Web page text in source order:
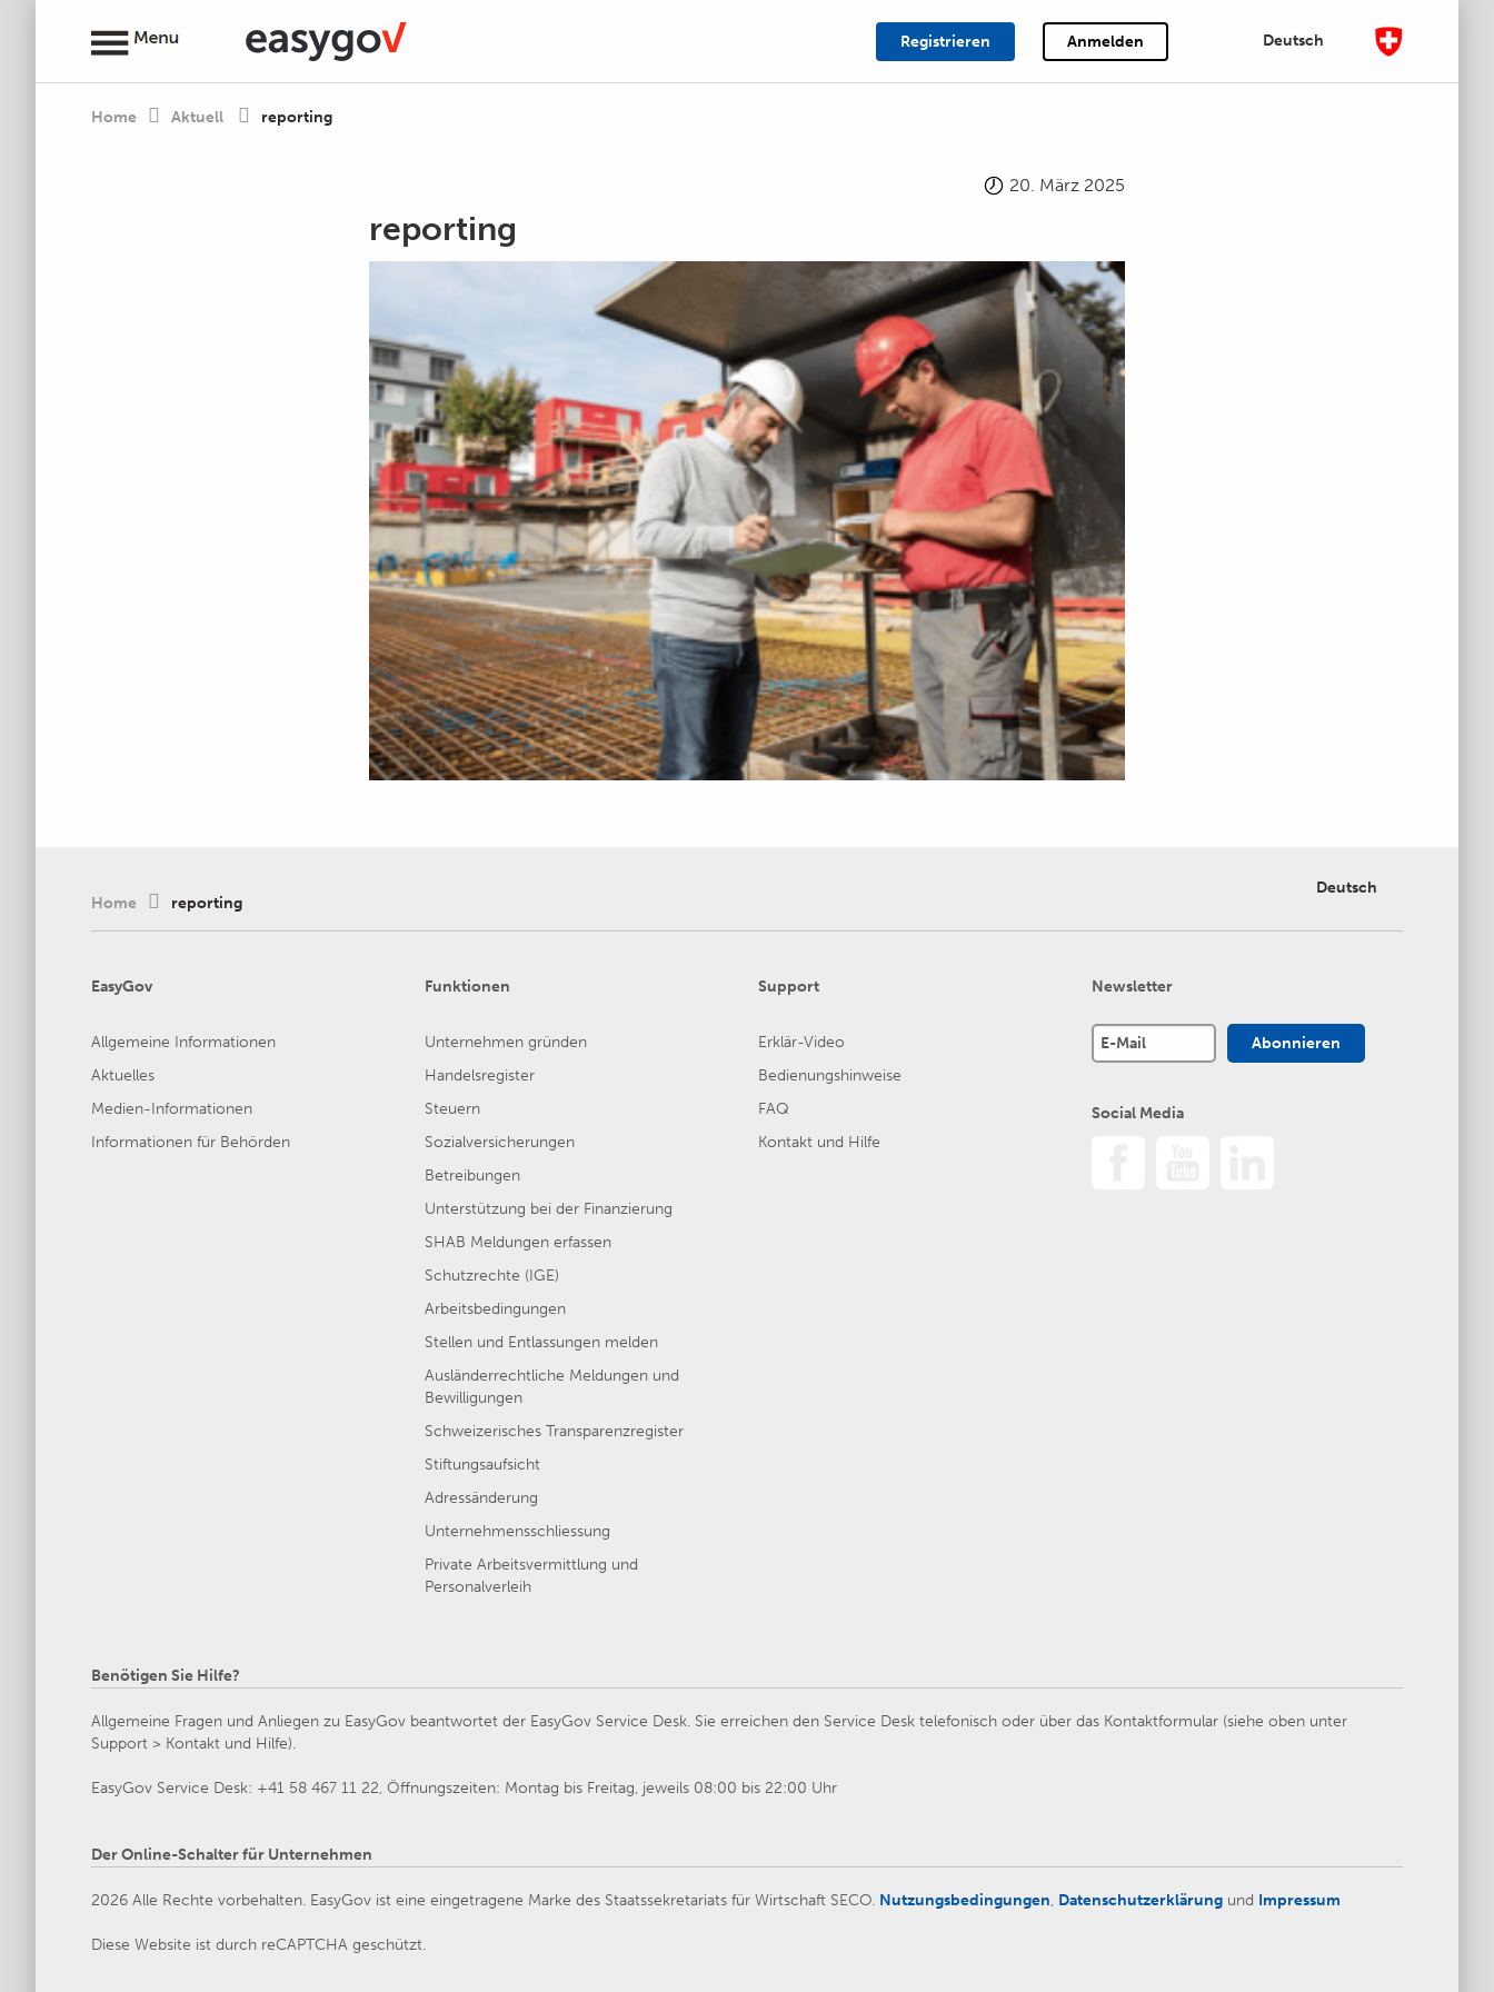
Registrieren Anmelden Deutsch
Home Aktuell reporting
20. März 2025
reporting
Home reporting
Deutsch
EasyGov
Allgemeine Informationen
Aktuelles
Medien-Informationen
Informationen für Behörden
Funktionen
Unternehmen gründen
Handelsregister
Steuern
Sozialversicherungen
Betreibungen
Unterstützung bei der Finanzierung
SHAB Meldungen erfassen
Schutzrechte (IGE)
Arbeitsbedingungen
Stellen und Entlassungen melden
Ausländerrechtliche Meldungen und
Bewilligungen
Schweizerisches Transparenzregister
Stiftungsaufsicht
Adressänderung
Unternehmensschliessung
Private Arbeitsvermittlung und
Personalverleih
Support
Erklär-Video
Bedienungshinweise
FAQ
Kontakt und Hilfe
Newsletter
Social Media
Benötigen Sie Hilfe?
Allgemeine Fragen und Anliegen zu EasyGov beantwortet der EasyGov Service Desk. Sie erreichen den Service Desk telefonisch oder über das Kontaktformular (siehe oben unter
Support > Kontakt und Hilfe).
EasyGov Service Desk: +41 58 467 11 22, Öffnungszeiten: Montag bis Freitag, jeweils 08:00 bis 22:00 Uhr
Der Online-Schalter für Unternehmen
2026 Alle Rechte vorbehalten. EasyGov ist eine eingetragene Marke des Staatssekretariats für Wirtschaft SECO. Nutzungsbedingungen, Datenschutzerklärung und Impressum
Diese Website ist durch reCAPTCHA geschützt.